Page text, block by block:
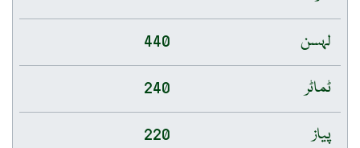
لہسن
440
ٹماٹر
240
پیاز
220